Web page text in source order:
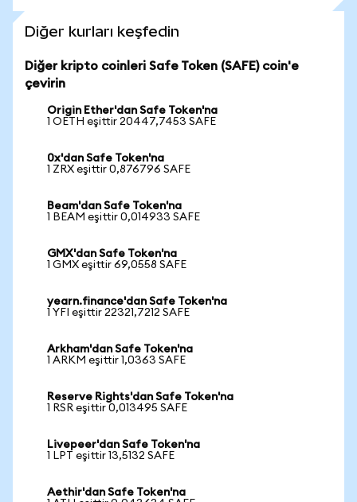
Diğer kurları keşfedin
Diğer kripto coinleri Safe Token (SAFE) coin'e
çevirin
Origin Ether'dan Safe Token'na
1 OETH eşittir 20447,7453 SAFE
0x'dan Safe Token'na
1 ZRX eşittir 0,876796 SAFE
Beam'dan Safe Token'na
1 BEAM eşittir 0,014933 SAFE
GMX'dan Safe Token'na
1 GMX eşittir 69,0558 SAFE
yearn.finance'dan Safe Token'na
1 YFI eşittir 22321,7212 SAFE
Arkham'dan Safe Token'na
1 ARKM eşittir 1,0363 SAFE
Reserve Rights'dan Safe Token'na
1 RSR eşittir 0,013495 SAFE
Livepeer'dan Safe Token'na
1 LPT eşittir 13,5132 SAFE
Aethir'dan Safe Token'na